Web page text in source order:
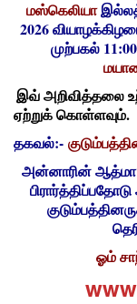
மஸ்கெலியா
2026
முற்பகல்
இவ் அறிவித்தலை
ஏற்றுக் கொள்ளவும்.
தகவல்:-
அன்னாரின்
ஓம்